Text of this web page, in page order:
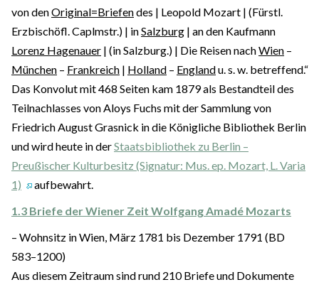
von denOriginal=Briefendes | Leopold Mozart | (Fürstl.
Erzbischöfl. Caplmstr.) | inSalzburg | an den Kaufmann
Lorenz Hagenauer | (in Salzburg.) | Die Reisen nachWien –
München – Frankreich | Holland – Englandu. s. w. betreffend.“
Das Konvolut mit 468 Seiten kam 1879 als Bestandteil des
Teilnachlasses von Aloys Fuchs mit der Sammlung von
Friedrich August Grasnick in die Königliche Bibliothek Berlin
und wird heute in derStaatsbibliothek zu Berlin –
Preußischer Kulturbesitz (Signatur: Mus. ep. Mozart, L. Varia
1)
aufbewahrt.
1.3 Briefe der Wiener Zeit Wolfgang Amadé Mozarts
– Wohnsitz in Wien, März 1781 bis Dezember 1791 (BD
583–1200)
Aus diesem Zeitraum sind rund 210 Briefe und Dokumente